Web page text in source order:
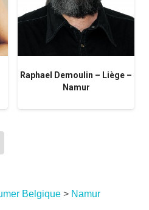
Raphael Demoulin – Liège –
Namur
Belgique > Namur